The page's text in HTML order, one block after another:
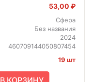
53,00 ₽
Сфера
Без названия
2024
460709144050807454
19 шт